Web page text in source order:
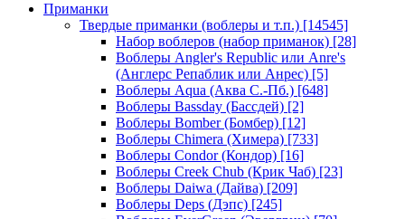
Приманки
Твердые приманки (воблеры и т.п.) [14545]
Набор воблеров (набор приманок) [28]
Воблеры Angler's Republic или Anre's
(Англерс Репаблик или Анрес) [5]
Воблеры Aqua (Аква С.-Пб.) [648]
Воблеры Bassday (Бассдей) [2]
Воблеры Bomber (Бомбер) [12]
Воблеры Chimera (Химера) [733]
Воблеры Condor (Кондор) [16]
Воблеры Creek Chub (Крик Чаб) [23]
Воблеры Daiwa (Дайва) [209]
Воблеры Deps (Дэпс) [245]